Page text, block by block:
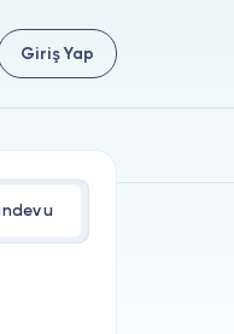
Giriş Yap